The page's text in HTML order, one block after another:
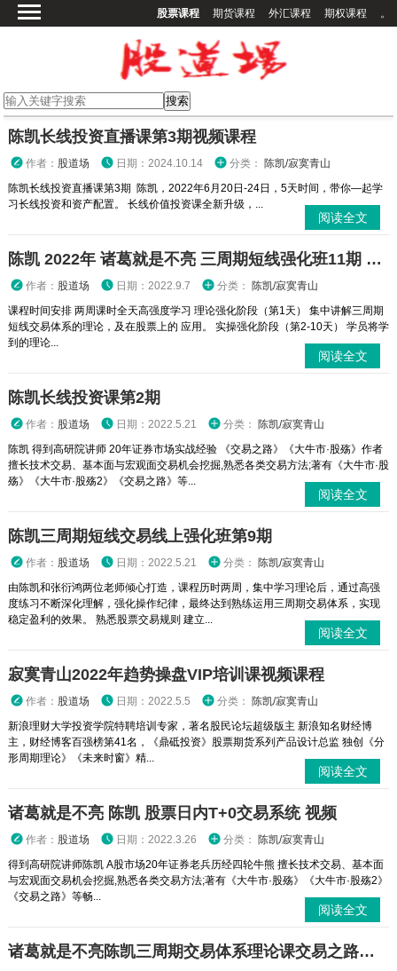
股票课程 期货课程 外汇课程 期权课程 。
期货课程
期权课程
外汇课程
高校课程
陈凯长线投资直播课第3期视频课程
作者： 股道场 日期：2024.10.14 分类： 陈凯/寂寞青山
陈凯长线投资直播课第3期 陈凯，2022年6月20日-24日，5天时间，带你—起学
习长线投资和资产配置。 长线价值投资课全新升级，...
阅读全文
陈凯 2022年 诸葛就是不亮 三周期短线强化班11期 视频课程
作者： 股道场 日期：2022.9.7 分类： 陈凯/寂寞青山
课程时间安排 两周课时全天高强度学习 理论强化阶段（第1天） 集中讲解三周期
短线交易体系的理论，及在股票上的 应用。 实操强化阶段（第2-10天） 学员将学
到的理论...
阅读全文
陈凯长线投资课第2期
作者： 股道场 日期：2022.5.21 分类： 陈凯/寂寞青山
陈凯 得到高研院讲师 20年证券市场实战经验 《交易之路》《大牛市·股殇》作者
擅长技术交易、基本面与宏观面交易机会挖掘,熟悉各类交易方法;著有《大牛市·股
殇》《大牛市·股殇2》《交易之路》等...
阅读全文
陈凯三周期短线交易线上强化班第9期
作者： 股道场 日期：2022.5.21 分类： 陈凯/寂寞青山
由陈凯和张衍鸿两位老师倾心打造，课程历时两周，集中学习理论后，通过高强
度练习不断深化理解，强化操作纪律，最终达到熟练运用三周期交易体系，实现
稳定盈利的效果。 熟悉股票交易规则 建立...
阅读全文
寂寞青山2022年趋势操盘VIP培训课视频课程
作者： 股道场 日期：2022.5.5 分类： 陈凯/寂寞青山
新浪理财大学投资学院特聘培训专家，著名股民论坛超级版主 新浪知名财经博
主，财经博客百强榜第41名，《鼎砥投资》股票期货系列产品设计总监 独创《分
形周期理论》《未来时窗》精...
阅读全文
诸葛就是不亮 陈凯 股票日内T+0交易系统 视频
作者： 股道场 日期：2022.3.26 分类： 陈凯/寂寞青山
得到高研院讲师陈凯 A股市场20年证券老兵历经四轮牛熊 擅长技术交易、基本面
与宏观面交易机会挖掘,熟悉各类交易方法;著有《大牛市·股殇》《大牛市·股殇2》
《交易之路》等畅...
阅读全文
诸葛就是不亮陈凯三周期交易体系理论课交易之路交易系统视频课程